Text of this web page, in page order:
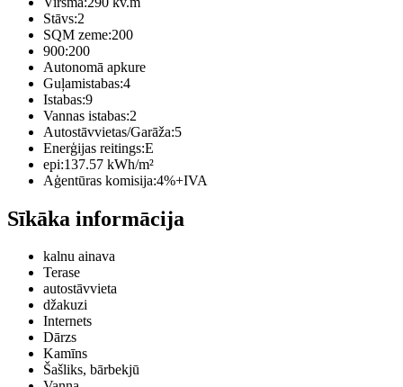
Stāvs:2
SQM zeme:200
900:200
Autonomā apkure
Guļamistabas:4
Istabas:9
Vannas istabas:2
Autostāvvietas/Garāža:5
Enerģijas reitings:E
epi:137.57 kWh/m²
Aģentūras komisija:4%+IVA
Sīkāka informācija
kalnu ainava
Terase
autostāvvieta
džakuzi
Internets
Dārzs
Kamīns
Šašliks, bārbekjū